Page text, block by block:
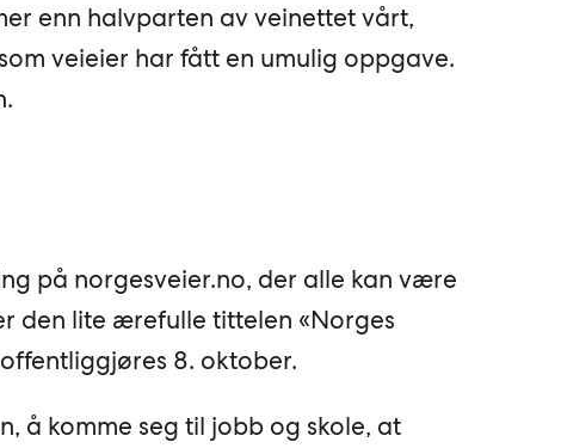
enn halvparten av veinettet vårt,
veieier har fått en umulig oppgave.
på norgesveier.no, der alle kan være
den lite ærefulle tittelen «Norges
8. oktober.
å komme seg til jobb og skole, at